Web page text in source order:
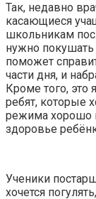
Так, недавно
касающиеся
школьникам
нужно покушать
поможет
части дня, и
Кроме того, это
ребят, которые
режима хорошо
здоровье
Ученики
хочется